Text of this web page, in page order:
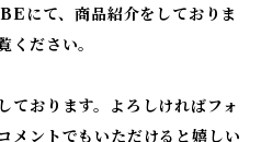
にて、商品紹介をしておりま
ください。
ております。よろしければフォ
メントでもいただけると嬉しい